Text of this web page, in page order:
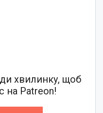
хвилинку, щоб
на Patreon!